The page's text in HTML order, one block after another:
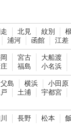
北見 紋別
浦河 函館 江差
宮古
大船渡
福島 小名浜
父島 横浜
小田原
土浦
宇都宮
長野 松本